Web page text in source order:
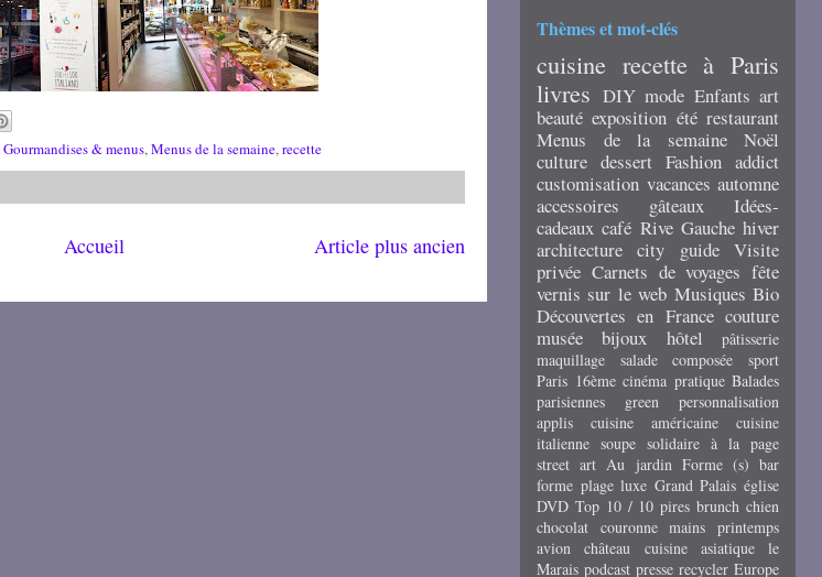
Gourmandises & menus, Menus de la semaine, recette
Article plus ancien
Accueil
Thèmes et mot-clés
cuisine recette à Paris
livres DIY mode Enfants art
beauté exposition été restaurant
Menus de la semaine
Noël
culture dessert Fashion addict
customisation vacances automne
accessoires
gâteaux
Idées-
cadeaux café Rive Gauche hiver
architecture city guide Visite
privée Carnets de voyages fête
vernis sur le web Musiques Bio
Découvertes en France couture
musée
bijoux hôtel
pâtisserie
maquillage
salade composée
sport
Paris 16ème cinéma pratique Balades
parisiennes
green
personnalisation
applis
cuisine américaine
cuisine
italienne soupe solidaire à la page
street art Au jardin Forme (s) bar
forme plage luxe Grand Palais église
DVD Top 10 / 10 pires brunch chien
chocolat couronne mains printemps
avion
château cuisine asiatique
le
Marais podcast presse recycler Europe